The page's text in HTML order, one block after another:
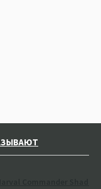
Commander Shad 14